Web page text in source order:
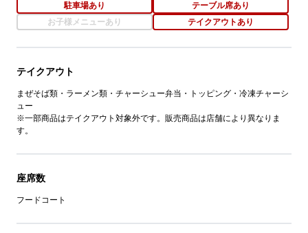
駐車場あり
テーブル席あり
お子様メニューあり
テイクアウトあり
テイクアウト
まぜそば類・ラーメン類・チャーシュー弁当・トッピング・冷凍チャーシ
ュー
※一部商品はテイクアウト対象外です。販売商品は店舗により異なりま
す。
座席数
フードコート